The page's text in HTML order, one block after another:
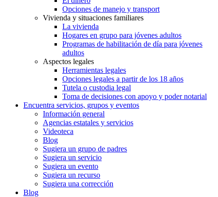
Opciones de manejo y transport
Vivienda y situaciones familiares
La vivienda
Hogares en grupo para jóvenes adultos
Programas de habilitación de día para jóvenes
adultos
Aspectos legales
Herramientas legales
Opciones legales a partir de los 18 años
Tutela o custodia legal
Toma de decisiones con apoyo y poder notarial
Encuentra servicios, grupos y eventos
Información general
Agencias estatales y servicios
Videoteca
Blog
Sugiera un grupo de padres
Sugiera un servicio
Sugiera un evento
Sugiera un recurso
Sugiera una corrección
Blog